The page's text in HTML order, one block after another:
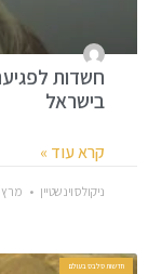
חשדות
בישראל
קרא עוד »
ניקולס וינשטיין מרץ 29, 2026
חדשות סלבס בעולם